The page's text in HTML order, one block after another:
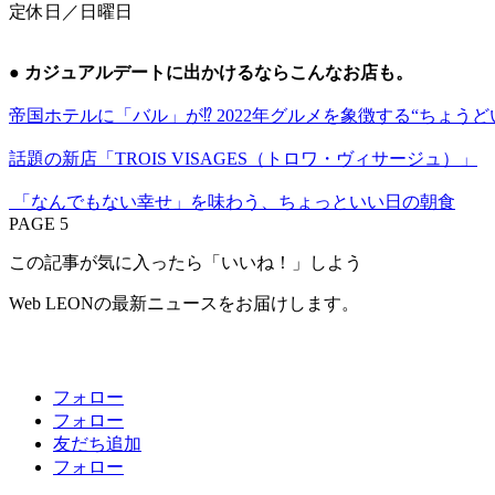
定休日／日曜日
● カジュアルデートに出かけるならこんなお店も。
帝国ホテルに「バル」が⁉ 2022年グルメを象徴する“ちょうど
話題の新店「TROIS VISAGES（トロワ・ヴィサージュ）」
「なんでもない幸せ」を味わう、ちょっといい日の朝食
PAGE 5
この記事が気に入ったら「いいね！」しよう
Web LEONの最新ニュースをお届けします。
フォロー
フォロー
友だち追加
フォロー